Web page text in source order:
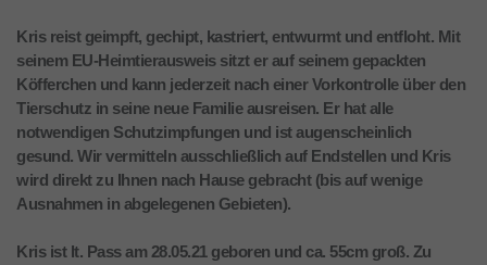
Kris reist geimpft, gechipt, kastriert, entwurmt und entfloht. Mit
seinem EU-Heimtierausweis sitzt er auf seinem gepackten
Köfferchen und kann jederzeit nach einer Vorkontrolle über den
Tierschutz in seine neue Familie ausreisen. Er hat alle
notwendigen Schutzimpfungen und ist augenscheinlich
gesund. Wir vermitteln ausschließlich auf Endstellen und Kris
wird direkt zu Ihnen nach Hause gebracht (bis auf wenige
Ausnahmen in abgelegenen Gebieten).
Kris ist lt. Pass am 28.05.21 geboren und ca. 55cm groß. Zu